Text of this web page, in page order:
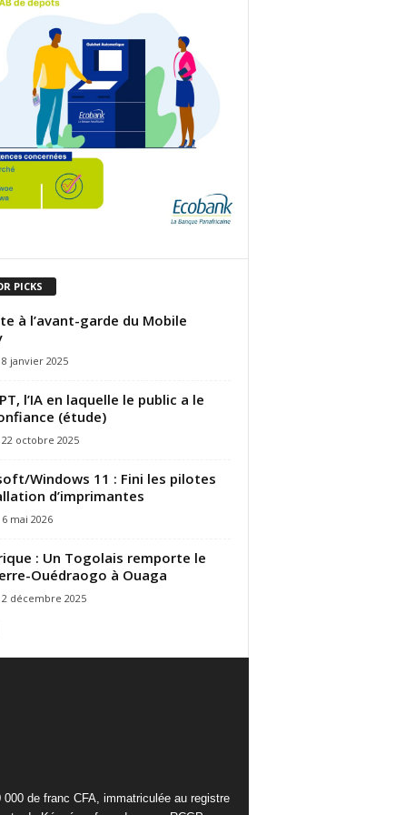
PICKS
à l’avant-garde du Mobile
8 janvier 2025
l’IA en laquelle le public a le
(étude)
22 octobre 2025
Windows 11 : Fini les pilotes
d’imprimantes
6 mai 2026
: Un Togolais remporte le
Ouédraogo à Ouaga
2 décembre 2025
de franc CFA, immatriculée au registre